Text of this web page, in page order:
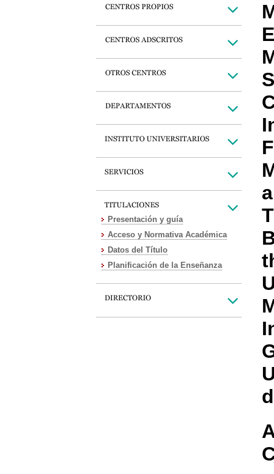
Presentación y guía
Acceso y Normativa Académica
Datos del Título
Planificación de la Enseñanza